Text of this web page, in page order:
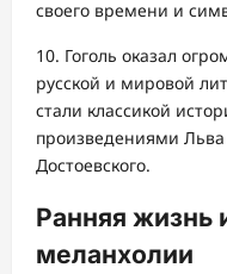
своего времени и
10. Гоголь оказал
русской и мировой
стали классикой
произведениями Льва
Достоевского.
Ранняя жизнь
меланхолии